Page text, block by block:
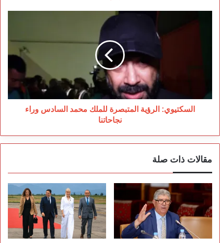
السكتيوي:
الرؤية
المتبصرة
السكتيوي: الرؤية المتبصرة للملك محمد السادس وراء
نجاحاتنا
مقالات ذات صلة